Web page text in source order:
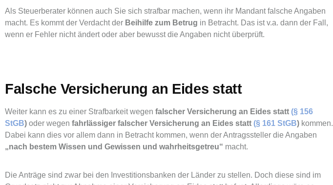
Als Steuerberater können auch Sie sich strafbar machen, wenn ihr Mandant falsche Angaben
macht. Es kommt der Verdacht der Beihilfe zum Betrug in Betracht. Das ist v.a. dann der Fall,
wenn er Fehler nicht ändert oder aber bewusst die Angaben nicht überprüft.
Falsche Versicherung an Eides statt
Weiter kann es zu einer Strafbarkeit wegen falscher Versicherung an Eides statt (§ 156
StGB) oder wegen fahrlässiger falscher Versicherung an Eides statt (§ 161 StGB) kommen.
Dabei kann dies vor allem dann in Betracht kommen, wenn der Antragssteller die Angaben
„nach bestem Wissen und Gewissen und wahrheitsgetreu“ macht.
Die Anträge sind zwar bei den Investitionsbanken der Länder zu stellen. Doch diese sind im